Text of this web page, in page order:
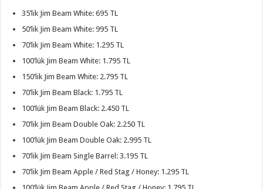
35’lik Jim Beam White: 695 TL
50’lik Jim Beam White: 995 TL
70’lik Jim Beam White: 1.295 TL
100’lük Jim Beam White: 1.795 TL
150’lik Jim Beam White: 2.795 TL
70’lik Jim Beam Black: 1.795 TL
100’lük Jim Beam Black: 2.450 TL
70’lik Jim Beam Double Oak: 2.250 TL
100’lük Jim Beam Double Oak: 2.995 TL
70’lik Jim Beam Single Barrel: 3.195 TL
70’lik Jim Beam Apple / Red Stag / Honey: 1.295 TL